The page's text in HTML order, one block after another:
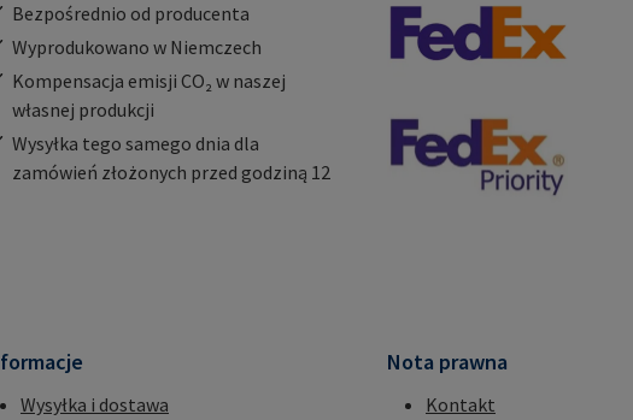
Bezpośrednio od producenta
Wyprodukowano w Niemczech
Kompensacja emisji CO₂ w naszej
własnej produkcji
Wysyłka tego samego dnia dla
zamówień złożonych przed godziną 12
Wysyłka i dostawa
Nota prawna
Kontakt